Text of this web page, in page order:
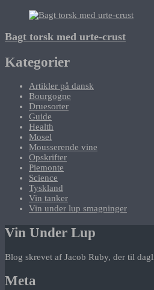
Bagt torsk med urte-crust
Kategorier
Artikler på dansk
Bourgogne
Druesorter
Guide
Health
Mosel
Mousserende vine
Opskrifter
Piemonte
Science
Tyskland
Vin tanker
Vin under lup smagninger
Vin Under Lup
Blog skrevet af Jacob Ruby, der til
Meta